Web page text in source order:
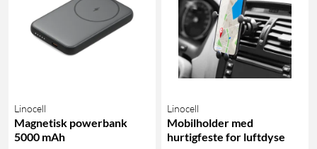
Linocell
Magnetisk powerbank
5000 mAh
Linocell
Mobilholder med
hurtigfeste for luftdyse